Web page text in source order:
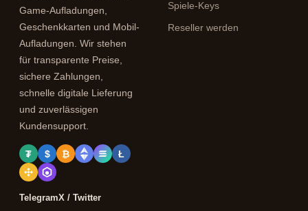
Game-Aufladungen,
Geschenkkarten und Mobil-
Aufladungen. Wir stehen
für transparente Preise,
sichere Zahlungen,
schnelle digitale Lieferung
und zuverlässigen
Kundensupport.
₮ $ ₿ Ł
TelegramX / Twitter
Spiele-Keys
Reseller werden